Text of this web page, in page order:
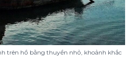
trên hồ bằng thuyền nhỏ, khoảnh khắc